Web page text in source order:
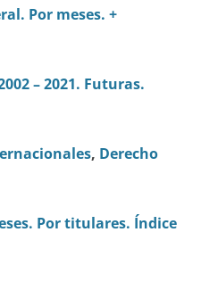
Por meses. +
– 2021. Futuras.
, Derecho
Por titulares. Índice